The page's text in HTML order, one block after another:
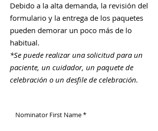
Debido a la alta demanda, la revisión del
formulario y la entrega de los paquetes
pueden demorar un poco más de lo
habitual.
*Se puede realizar una solicitud para un
paciente, un cuidador, un paquete de
celebración o un desfile de celebración.
Nominator First Name